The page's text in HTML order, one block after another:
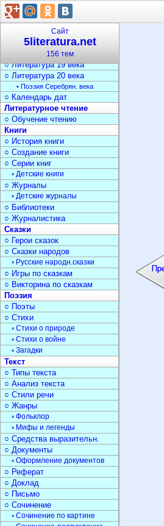
Сайт
5literatura.net
156 тем
○ Писатели
История литературы
○ Древняя литература
○ Литерат. Средневековья
○ Литература 18 века
○ Литература 19 века
○ Литература 20 века
• Поэзия Серебрян. века
○ Календарь дат
Литературное чтение
○ Обучение чтению
Книги
○ История книги
○ Создание книги
○ Серии книг
▫ Детские книги
○ Журналы
▫ Детские журналы
○ Библиотеки
○ Журналистика
Сказки
○ Герои сказок
○ Сказки народов
▫ Русские народн.сказки
○ Игры по сказкам
○ Викторина по сказкам
Поэзия
○ Поэты
○ Стихи
▫ Стихи о природе
▫ Стихи о войне
▫ Загадки
Текст
○ Типы текста
○ Анализ текста
○ Стили речи
○ Жанры
▫ Фольклор
▫ Мифы и легенды
○ Средства выразительн.
○ Документы
▫ Оформление документов
○ Реферат
○ Доклад
○ Письмо
○ Сочинение
▫ Сочинение по картине